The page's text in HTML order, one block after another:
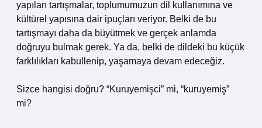
yapılan tartışmalar, toplumumuzun dil kullanımına ve
kültürel yapısına dair ipuçları veriyor. Belki de bu
tartışmayı daha da büyütmek ve gerçek anlamda
doğruyu bulmak gerek. Ya da, belki de dildeki bu küçük
farklılıkları kabullenip, yaşamaya devam edeceğiz.
Sizce hangisi doğru? “Kuruyemişci” mi, “kuruyemiş”
mi?